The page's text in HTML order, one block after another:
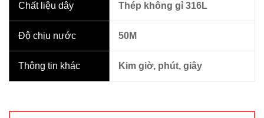
Chất liệu dây Thép không gỉ 316L
Độ chịu nước 50M
Thông tin khác Kim giờ, phút, giây